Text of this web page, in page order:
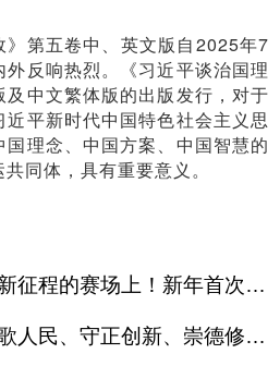
》第五卷中、英文版自2025年7
反响热烈。《习近平谈治国理
中文繁体版的出版发行，对于
平新时代中国特色社会主义思
理念、中国方案、中国智慧的
同体，具有重要意义。
把实干担当展现在新征程的赛场上！新年首次市委季度工作会议举行，陈吉宁作工作点评
矢志培根铸魂、讴歌人民、守正创新、崇德修身！这场座谈会上，陈吉宁对全市文化战线提出期望